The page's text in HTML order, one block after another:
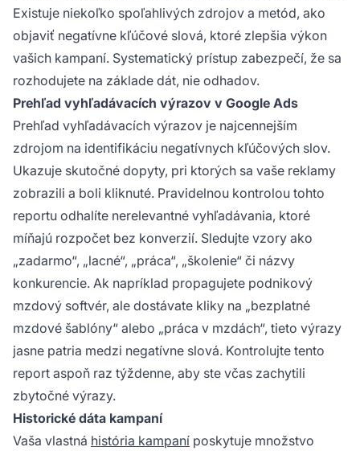
Existuje niekoľko spoľahlivých zdrojov a metód, ako
objaviť negatívne kľúčové slová, ktoré zlepšia výkon
vašich kampaní. Systematický prístup zabezpečí, že sa
rozhodujete na základe dát, nie odhadov.
Prehľad vyhľadávacích výrazov v Google Ads
Prehľad vyhľadávacích výrazov je najcennejším
zdrojom na identifikáciu negatívnych kľúčových slov.
Ukazuje skutočné dopyty, pri ktorých sa vaše reklamy
zobrazili a boli kliknuté. Pravidelnou kontrolou tohto
reportu odhalíte nerelevantné vyhľadávania, ktoré
míňajú rozpočet bez konverzií. Sledujte vzory ako
„zadarmo“, „lacné“, „práca“, „školenie“ či názvy
konkurencie. Ak napríklad propagujete podnikový
mzdový softvér, ale dostávate kliky na „bezplatné
mzdové šablóny“ alebo „práca v mzdách“, tieto výrazy
jasne patria medzi negatívne slová. Kontrolujte tento
report aspoň raz týždenne, aby ste včas zachytili
zbytočné výrazy.
Historické dáta kampaní
Vaša vlastná história kampaní poskytuje množstvo